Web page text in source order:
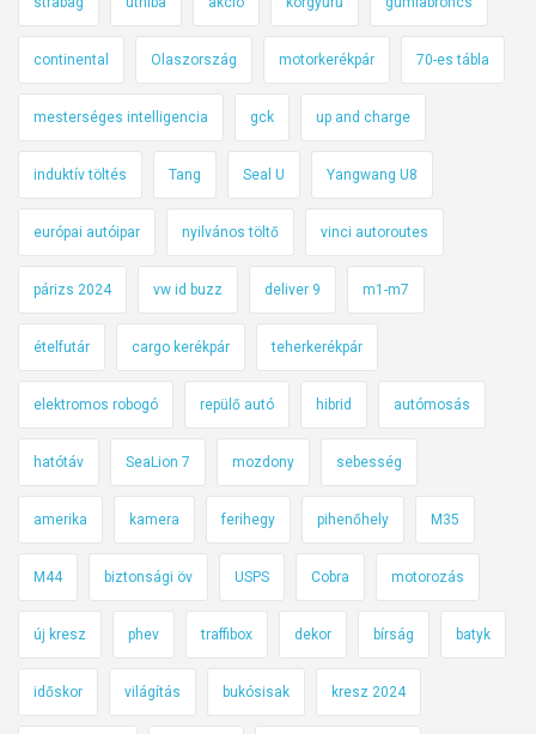
continental Olaszország motorkerékpár 70-es tábla
mesterséges intelligencia gck up and charge
induktív töltés Tang Seal U Yangwang U8
európai autóipar nyilvános töltő vinci autoroutes
párizs 2024 vw id buzz deliver 9 m1-m7
ételfutár cargo kerékpár teherkerékpár
elektromos robogó repülő autó hibrid autómosás
hatótáv SeaLion 7 mozdony sebesség
amerika kamera ferihegy pihenőhely M35
M44 biztonsági öv USPS Cobra motorozás
új kresz phev traffibox dekor bírság batyk
időskor világítás bukósisak kresz 2024